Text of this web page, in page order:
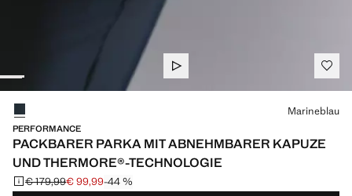
PERFORMANCE
PACKBARER PARKA MIT ABNEHMBARER KAPUZE
UND THERMORE®-TECHNOLOGIE
Ausgangspreis durchgestrichen [€ 179,99 ]
€ 179,99
Aktueller Preis [€ 99,99 ]
€ 99,99-44 %
Wählen Sie eine Farbe
Marineblau